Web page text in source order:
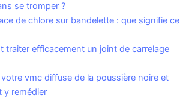
se tromper ?
de chlore sur bandelette : que signifie ce
traiter efficacement un joint de carrelage
vmc diffuse de la poussière noire et
y remédier